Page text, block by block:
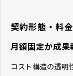
契約形態・料
月額固定か成果
コスト構造の透明